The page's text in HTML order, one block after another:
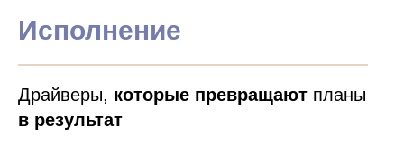
Исполнение
Драйверы, которые превращают планы
в результат